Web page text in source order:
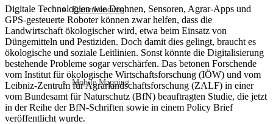
Fernerkundung
Mobile Mapping
Digitale Technologien wie Drohnen, Sensoren, Agrar-Apps und
GPS-gesteuerte Roboter können zwar helfen, dass die
Landwirtschaft ökologischer wird, etwa beim Einsatz von
Düngemitteln und Pestiziden. Doch damit dies gelingt, braucht es
ökologische und soziale Leitlinien. Sonst könnte die Digitalisierung
bestehende Probleme sogar verschärfen. Das betonen Forschende
vom Institut für ökologische Wirtschaftsforschung (IÖW) und vom
Leibniz-Zentrum für Agrarlandschaftsforschung (ZALF) in einer
vom Bundesamt für Naturschutz (BfN) beauftragten Studie, die jetzt
in der Reihe der BfN-Schriften sowie in einem Policy Brief
veröffentlicht wurde.